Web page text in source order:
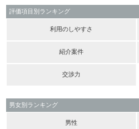
評価項目別ランキング
利用のしやすさ
紹介案件
交渉力
男女別ランキング
男性